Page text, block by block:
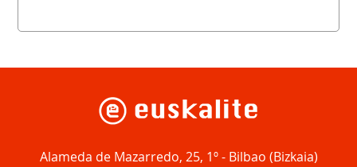
Alameda de Mazarredo, 25, 1º- Bilbao (Bizkaia)